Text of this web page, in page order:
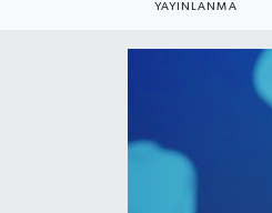
YAYINLANMA